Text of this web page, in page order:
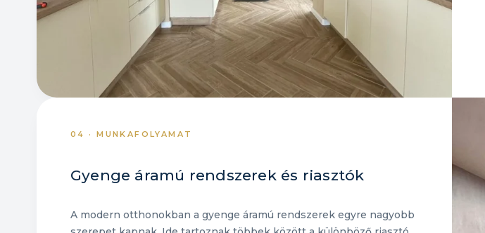
04 · MUNKAFOLYAMAT
Gyenge áramú rendszerek és riasztók
A modern otthonokban a gyenge áramú rendszerek egyre nagyobb